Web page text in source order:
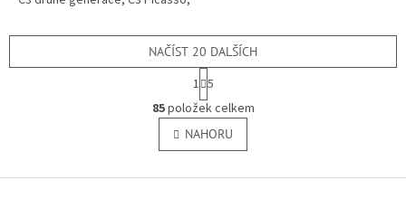
a 301)
O
v
l
á
NAČÍST 20 DALŠÍCH
S
t
r
á
n
k
v
1 5
85položek celkem
NAHORU